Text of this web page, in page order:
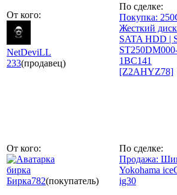
От кого:
NetDeviLL
233(продавец)
По сделке:
Покупка:
Жесткий
SATA HDD |
1BC141
[Z2AHYZ78]
От кого:
бирка
Бирка782(покупатель)
По сделке:
Продажа:
Yokohama
ig30